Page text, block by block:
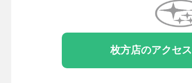
枚方店のアクセス